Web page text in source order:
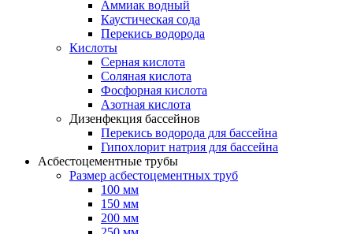
Аммиак водный
Каустическая сода
Перекись водорода
Кислоты
Серная кислота
Соляная кислота
Фосфорная кислота
Азотная кислота
Дизенфекция бассейнов
Перекись водорода для бассейна
Гипохлорит натрия для бассейна
Асбестоцементные трубы
Размер асбестоцементных труб
100 мм
150 мм
200 мм